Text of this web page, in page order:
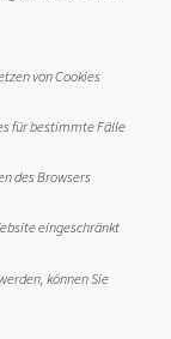
von Cookies
für bestimmte Fälle
des Browsers
eingeschränkt
können Sie